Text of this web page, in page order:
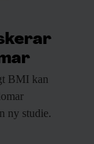
BMI kan
ny studie.